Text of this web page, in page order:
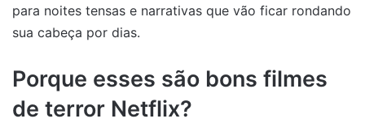
para noites tensas e narrativas que vão ficar rondando
sua cabeça por dias.
Porque esses são bons filmes
de terror Netflix?